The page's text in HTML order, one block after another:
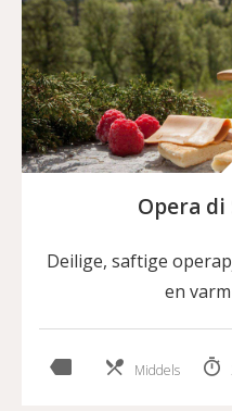
Opera
Deilige, saftige
en
Middels